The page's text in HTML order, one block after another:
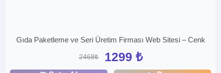
Gıda Paketleme ve Seri Üretim Firması Web Sitesi – Cenk
2468₺ 1299 ₺